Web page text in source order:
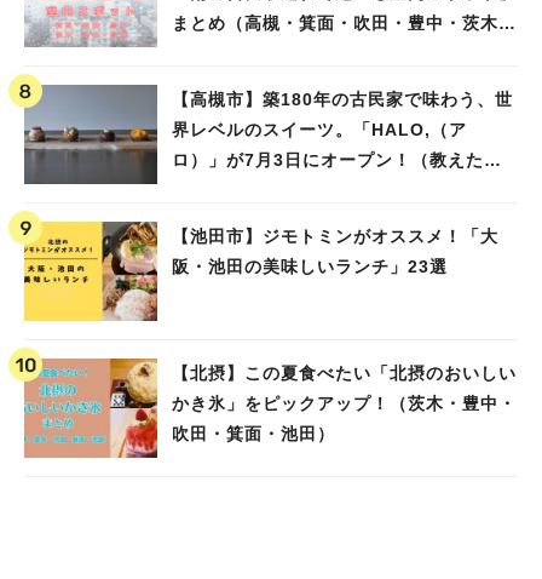
まとめ（高槻・箕面・吹田・豊中・茨木・
【高槻市】築180年の古民家で味わう、世
界レベルのスイーツ。「HALO,（ア
ロ）」が7月3日にオープン！（教えたい/
【池田市】ジモトミンがオススメ！「大
阪・池田の美味しいランチ」23選
【北摂】この夏食べたい「北摂のおいしい
かき氷」をピックアップ！（茨木・豊中・
吹田・箕面・池田）